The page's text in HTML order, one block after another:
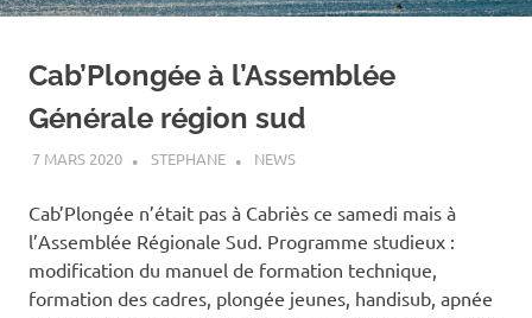
Cab’Plongée à l’Assemblée
Générale région sud
7 MARS 2020 STEPHANE NEWS
Cab’Plongée n’était pas à Cabriès ce samedi mais à
l’Assemblée Régionale Sud. Programme studieux :
modification du manuel de formation technique,
formation des cadres, plongée jeunes, handisub, apnée